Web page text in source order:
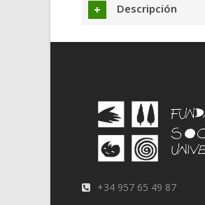
Descripción
+34 957 65 49 87